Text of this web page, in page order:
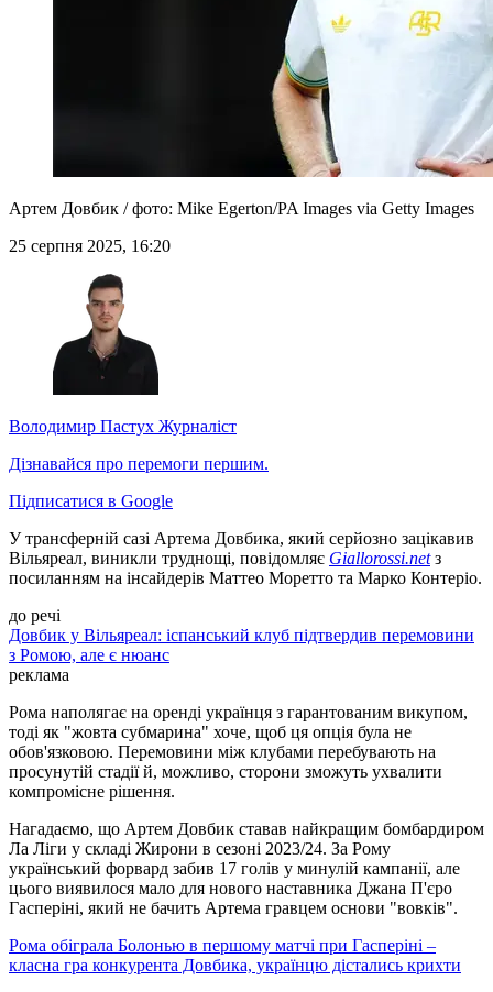
Артем Довбик / фото: Mike Egerton/PA Images via Getty Images
25 серпня 2025, 16:20
Володимир Пастух Журналіст
Дізнавайся про перемоги першим.
Підписатися в Google
У трансферній сазі Артема Довбика, який серйозно зацікавив
Вільяреал, виникли труднощі, повідомляє Giallorossi.netз
посиланням на інсайдерів Маттео Моретто та Марко Контеріо.
до речі
Довбик у Вільяреал: іспанський клуб підтвердив перемовини
з Ромою, але є нюанс
реклама
Рома наполягає на оренді українця з гарантованим викупом,
тоді як "жовта субмарина" хоче, щоб ця опція була не
обов'язковою. Перемовини між клубами перебувають на
просунутій стадії й, можливо, сторони зможуть ухвалити
компромісне рішення.
Нагадаємо, що Артем Довбик ставав найкращим бомбардиром
Ла Ліги у складі Жирони в сезоні 2023/24. За Рому
український форвард забив 17 голів у минулій кампанії, але
цього виявилося мало для нового наставника Джана П'єро
Гасперіні, який не бачить Артема гравцем основи "вовків".
Рома обіграла Болонью в першому матчі при Гасперіні –
класна гра конкурента Довбика, українцю дістались крихти